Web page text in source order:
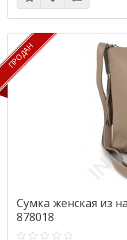
ПРОДАН
ПРОДАН
Сумка женская из
878018